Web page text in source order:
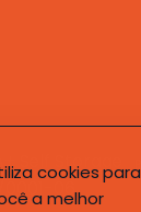
Self Storage
0001-06
cookies para
a melhor